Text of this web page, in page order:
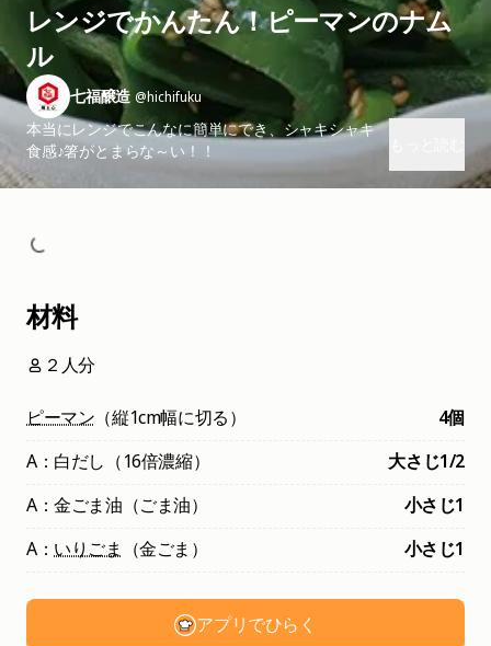
レンジでかんたん！ピーマンのナム
ル
七福醸造 @hichifuku
本当にレンジでこんなに簡単にでき、シャキシャキ
食感♪箸がとまらな～い！！
材料
２人分
ピーマン （縦1cm幅に切る）
4個
A：白だし（16倍濃縮）
大さじ1/2
A：金ごま油（ごま油）
小さじ1
A： いりごま （金ごま） 小さじ1
アプリでひらく